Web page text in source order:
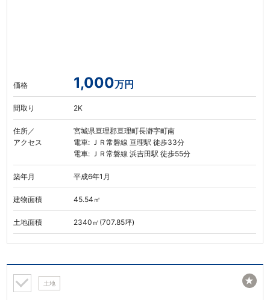
価格 1,000万円
間取り 2K
住所／
アクセス
宮城県亘理郡亘理町長瀞字町南
電車: ＪＲ常磐線 亘理駅 徒歩33分
電車: ＪＲ常磐線 浜吉田駅 徒歩55分
築年月 平成6年1月
建物面積 45.54㎡
土地面積 2340㎡(707.85坪)
土地 ★